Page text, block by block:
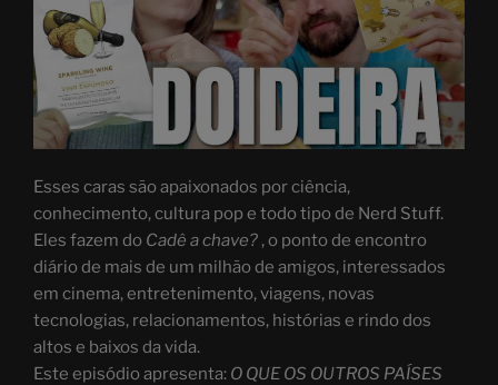
Esses caras são apaixonados por ciência,
conhecimento, cultura pop e todo tipo de Nerd Stuff.
Eles fazem do Cadê a chave? , o ponto de encontro
diário de mais de um milhão de amigos, interessados
em cinema, entretenimento, viagens, novas
tecnologias, relacionamentos, histórias e rindo dos
altos e baixos da vida.
Este episódio apresenta: O QUE OS OUTROS PAÍSES